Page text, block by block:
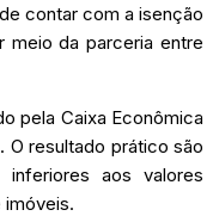
contar com a isenção
da parceria entre
pela Caixa Econômica
O resultado prático são
inferiores aos valores